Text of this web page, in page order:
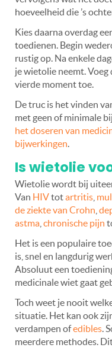
hoeveelheid die ’s
Kies daarna overdag
toedienen. Begin
rustig op. Na enkele
je wietolie neemt. Voeg
vierde moment toe.
De truc is het vinden
met geen of minimale
het doseren van
bijwerkingen.
Is wietolie
Wietolie wordt bij
Van HIVtotartritis
de ziekte van Crohn
astma chronische pijn
Het is een populaire
is, snel en langdurig
Absoluut een
medicinale wiet gaat
Toch weet je nooit
situatie. Het kan ook
verdampen ofedibles.
meerdere methodes.